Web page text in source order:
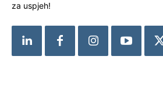
za uspjeh!